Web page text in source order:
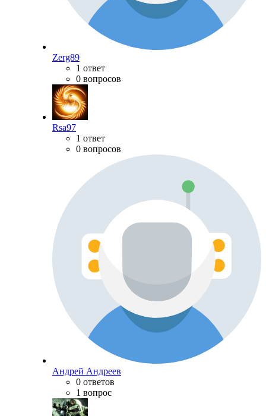
Zerg89
1 ответ
0 вопросов
Rsa97
1 ответ
0 вопросов
Андрей Андреев
0 ответов
1 вопрос